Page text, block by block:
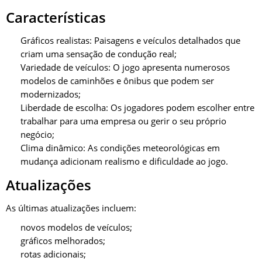
Características
Gráficos realistas: Paisagens e veículos detalhados que
criam uma sensação de condução real;
Variedade de veículos: O jogo apresenta numerosos
modelos de caminhões e ônibus que podem ser
modernizados;
Liberdade de escolha: Os jogadores podem escolher entre
trabalhar para uma empresa ou gerir o seu próprio
negócio;
Clima dinâmico: As condições meteorológicas em
mudança adicionam realismo e dificuldade ao jogo.
Atualizações
As últimas atualizações incluem:
novos modelos de veículos;
gráficos melhorados;
rotas adicionais;